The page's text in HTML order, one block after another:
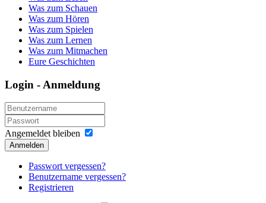
Was zum Schauen
Was zum Hören
Was zum Spielen
Was zum Lernen
Was zum Mitmachen
Eure Geschichten
Login - Anmeldung
Angemeldet bleiben
Anmelden
Passwort vergessen?
Benutzername vergessen?
Registrieren